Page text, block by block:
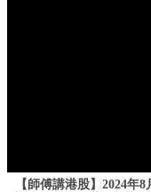
【師傅講港股】2024年